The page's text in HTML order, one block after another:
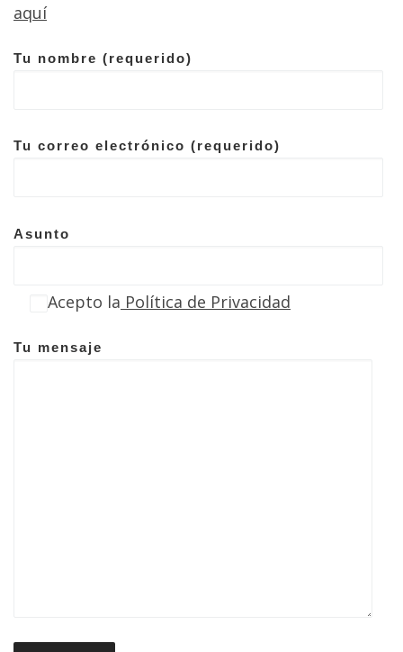
aquí
Tu nombre (requerido)
Tu correo electrónico (requerido)
Asunto
Acepto la Política de Privacidad
Tu mensaje